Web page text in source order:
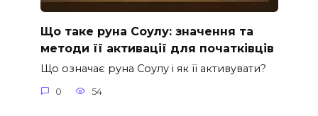
Що таке руна Соулу: значення та
методи її активації для початківців
Що означає руна Соулу і як її активувати?
0 54